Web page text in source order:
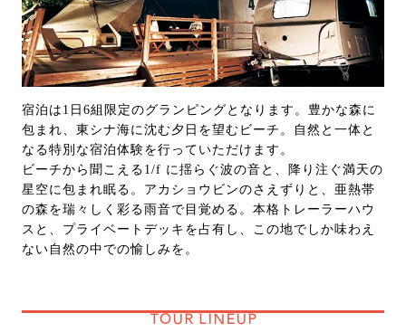
宿泊は1日6組限定のグランピングとなります。豊かな森に
包まれ、東シナ海に沈む夕日を望むビーチ。自然と一体と
なる特別な宿泊体験を行っていただけます。
ビーチから聞こえる1/f に揺らぐ波の音と、降り注ぐ満天の
星空に包まれ眠る。アカショウビンのさえずりと、亜熱帯
の森を瑞々しく彩る雨音で目覚める。本格トレーラーハウ
スと、プライベートデッキを占有し、この地でしか味わえ
ない自然の中での愉しみを。
TOUR LINEUP